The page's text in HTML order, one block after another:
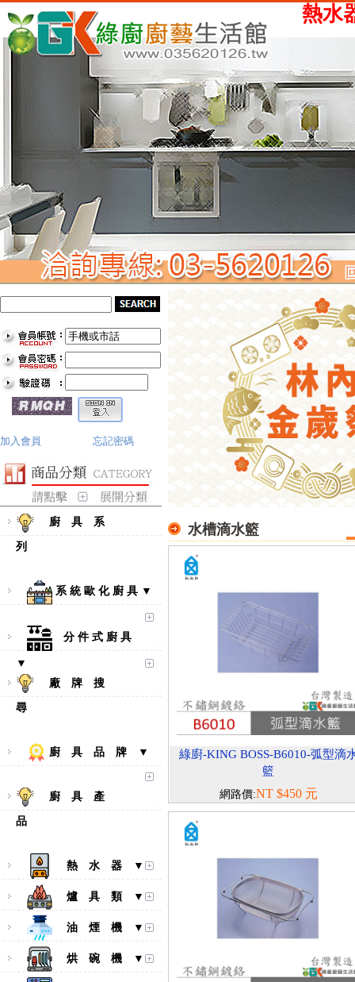
熱水器、瓦斯爐
加入會員 忘記密碼
廚 具 系
列
系 統 歐 化 廚 具 ▼
分 件 式 廚 具
▼
廠 牌 搜
尋
廚 具 品 牌 ▼
廚 具 產
品
熱 水 器 ▼
爐 具 類 ▼
油 煙 機 ▼
烘 碗 機 ▼
水槽滴水籃
綠廚-KING BOSS-B6010-弧型滴
籃
網路價:NT $450 元